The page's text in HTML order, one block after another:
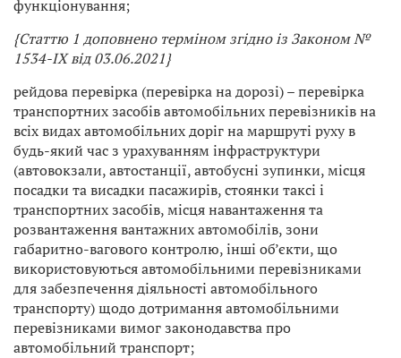
функціонування;
{Статтю 1 доповнено терміном згідно із Законом №
1534-IX від 03.06.2021}
рейдова перевірка (перевірка на дорозі) – перевірка
транспортних засобів автомобільних перевізників на
всіх видах автомобільних доріг на маршруті руху в
будь-який час з урахуванням інфраструктури
(автовокзали, автостанції, автобусні зупинки, місця
посадки та висадки пасажирів, стоянки таксі і
транспортних засобів, місця навантаження та
розвантаження вантажних автомобілів, зони
габаритно-вагового контролю, інші об’єкти, що
використовуються автомобільними перевізниками
для забезпечення діяльності автомобільного
транспорту) щодо дотримання автомобільними
перевізниками вимог законодавства про
автомобільний транспорт;